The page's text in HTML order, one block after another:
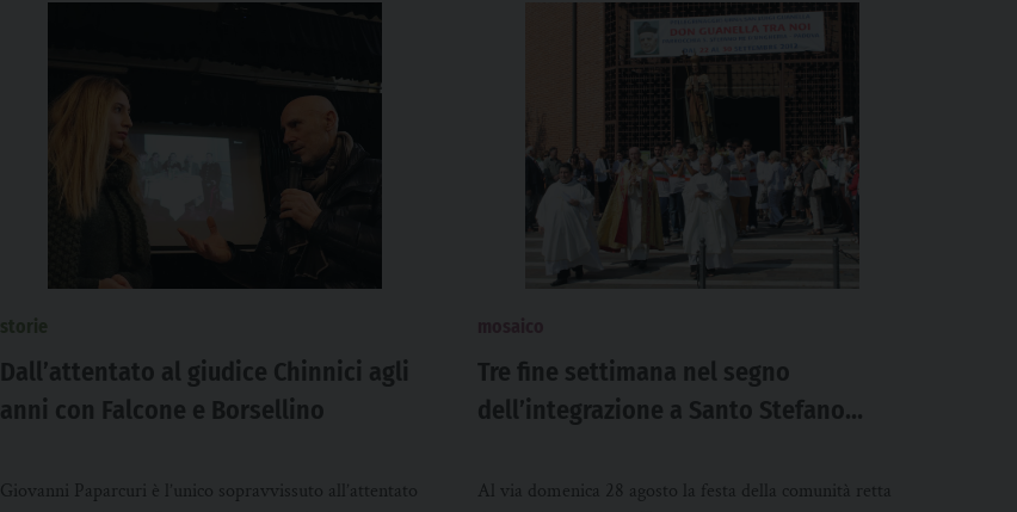
Dall’attentato al giudice Chinnici agli
anni con Falcone e Borsellino
Giovanni Paparcuri è l’unico sopravvissuto all’attentato
Tre fine settimana nel segno
dell’integrazione a Santo Stefano
Al via domenica 28 agosto la festa della comunità retta